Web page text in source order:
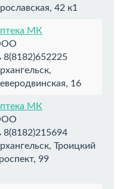
42 к1
МК
8(8182)652225
16
МК
8(8182)215694
Троицкий
99